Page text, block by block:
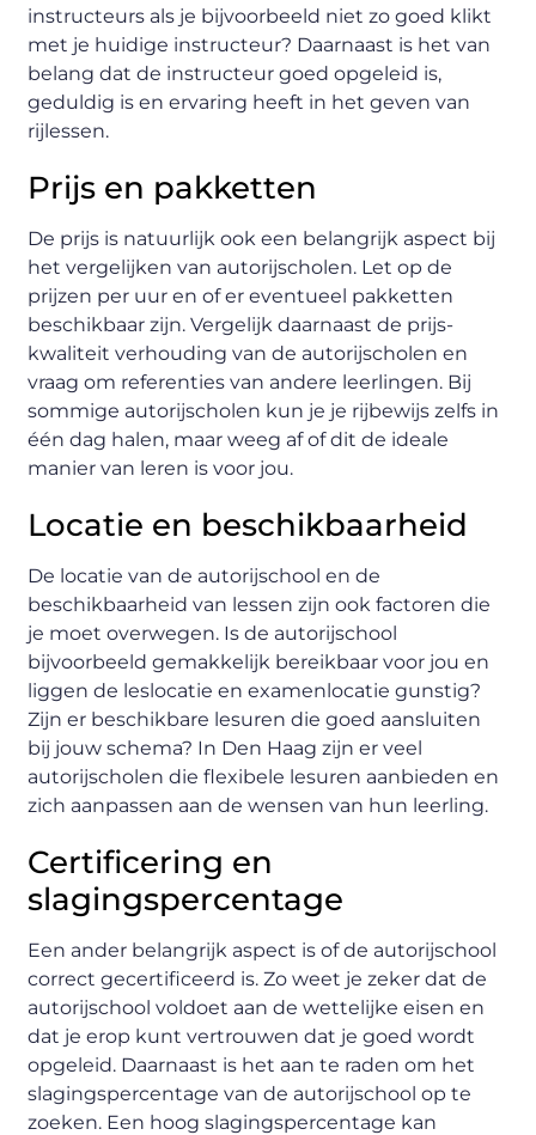
instructeurs als je bijvoorbeeld niet zo goed klikt
met je huidige instructeur? Daarnaast is het van
belang dat de instructeur goed opgeleid is,
geduldig is en ervaring heeft in het geven van
rijlessen.
Prijs en pakketten
De prijs is natuurlijk ook een belangrijk aspect bij
het vergelijken van autorijscholen. Let op de
prijzen per uur en of er eventueel pakketten
beschikbaar zijn. Vergelijk daarnaast de prijs-
kwaliteit verhouding van de autorijscholen en
vraag om referenties van andere leerlingen. Bij
sommige autorijscholen kun je je rijbewijs zelfs in
één dag halen, maar weeg af of dit de ideale
manier van leren is voor jou.
Locatie en beschikbaarheid
De locatie van de autorijschool en de
beschikbaarheid van lessen zijn ook factoren die
je moet overwegen. Is de autorijschool
bijvoorbeeld gemakkelijk bereikbaar voor jou en
liggen de leslocatie en examenlocatie gunstig?
Zijn er beschikbare lesuren die goed aansluiten
bij jouw schema? In Den Haag zijn er veel
autorijscholen die flexibele lesuren aanbieden en
zich aanpassen aan de wensen van hun leerling.
Certificering en
slagingspercentage
Een ander belangrijk aspect is of de autorijschool
correct gecertificeerd is. Zo weet je zeker dat de
autorijschool voldoet aan de wettelijke eisen en
dat je erop kunt vertrouwen dat je goed wordt
opgeleid. Daarnaast is het aan te raden om het
slagingspercentage van de autorijschool op te
zoeken. Een hoog slagingspercentage kan